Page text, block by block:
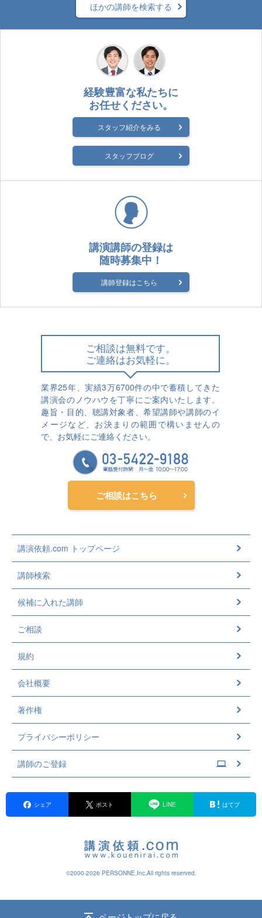
ほかの講師を検索する
経験豊富な私たちに
お任せください。
スタッフ紹介をみる
スタッフブログ
講演講師の登録は
随時募集中！
講師登録はこちら
ご相談は無料です。
ご連絡はお気軽に。
業界25年、実績3万6700件の中で蓄積してきた
講演会のノウハウを丁寧にご案内いたします。
趣旨・目的、聴講対象者、希望講師や講師のイ
メージなど、お決まりの範囲で構いませんの
で、お気軽にご連絡ください。
ご相談はこちら
講演依頼.com トップページ
講師検索
候補に入れた講師
ご相談
規約
会社概要
著作権
プライバシーポリシー
講師のご登録
シェア ポスト LINE はてブ
©2000-2026 PERSONNE,Inc,All rights reserved.